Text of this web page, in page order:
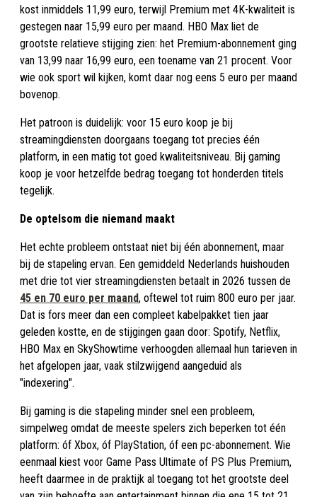
kost inmiddels 11,99 euro, terwijl Premium met 4K-kwaliteit is
gestegen naar 15,99 euro per maand. HBO Max liet de
grootste relatieve stijging zien: het Premium-abonnement ging
van 13,99 naar 16,99 euro, een toename van 21 procent. Voor
wie ook sport wil kijken, komt daar nog eens 5 euro per maand
bovenop.
Het patroon is duidelijk: voor 15 euro koop je bij
streamingdiensten doorgaans toegang tot precies één
platform, in een matig tot goed kwaliteitsniveau. Bij gaming
koop je voor hetzelfde bedrag toegang tot honderden titels
tegelijk.
De optelsom die niemand maakt
Het echte probleem ontstaat niet bij één abonnement, maar
bij de stapeling ervan. Een gemiddeld Nederlands huishouden
met drie tot vier streamingdiensten betaalt in 2026 tussen de
45 en 70 euro per maand, oftewel tot ruim 800 euro per jaar.
Dat is fors meer dan een compleet kabelpakket tien jaar
geleden kostte, en de stijgingen gaan door: Spotify, Netflix,
HBO Max en SkyShowtime verhoogden allemaal hun tarieven in
het afgelopen jaar, vaak stilzwijgend aangeduid als
"indexering".
Bij gaming is die stapeling minder snel een probleem,
simpelweg omdat de meeste spelers zich beperken tot één
platform: óf Xbox, óf PlayStation, óf een pc-abonnement. Wie
eenmaal kiest voor Game Pass Ultimate of PS Plus Premium,
heeft daarmee in de praktijk al toegang tot het grootste deel